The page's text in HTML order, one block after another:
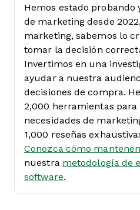
Hemos estado probando
de marketing desde
marketing, sabemos lo
tomar la decisión
Invertimos en una
ayudar a nuestra
decisiones de compra.
2,000 herramientas para
necesidades de
1,000 reseñas
Conozca cómo
nuestra metodología de
software.